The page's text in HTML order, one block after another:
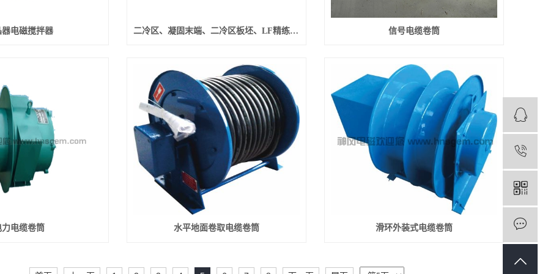
器电磁搅拌器 二冷区、凝固末端、二冷区板坯、LF精练炉电磁搅拌 信号电缆卷筒
力电缆卷筒 水平地面卷取电缆卷筒 滑环外装式电缆卷筒